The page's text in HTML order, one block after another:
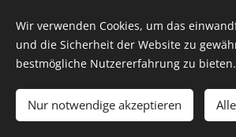
Studer Travel Service, Im Wisli 6, 8180
Impressum
.
Cookies
Wir verwenden Cookies, um das
und die Sicherheit der Website zu
bestmögliche Nutzererfahrung zu bieten.
Nur notwendige akzeptieren